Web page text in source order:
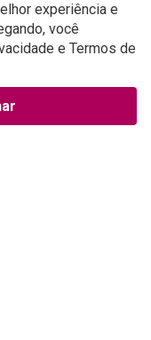
experiência e
você
e Termos de